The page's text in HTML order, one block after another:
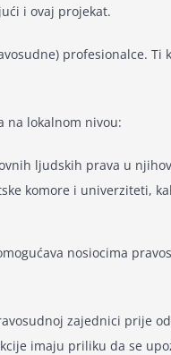
i ovaj projekat.
profesionalce. Ti
na lokalnom nivou:
ljudskih prava u
komore i univerziteti,
nosiocima
zajednici prije
imaju priliku da se